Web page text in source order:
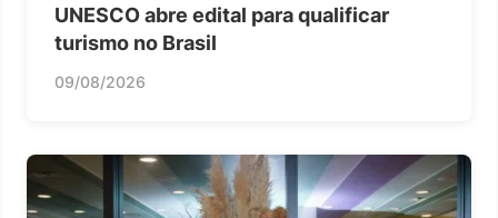
UNESCO abre edital para qualificar
turismo no Brasil
09/08/2026